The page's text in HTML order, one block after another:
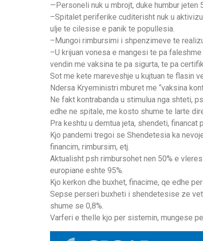
—Personeli nuk u mbrojt, duke humbur jeten
–Spitalet periferike cuditerisht nuk u
ulje te cilesise e panik te popullesia.
–Mungoi rimbursimi i shpenzimeve te
–U krijuan vonesa e mangesi te pa
vendin me vaksina te pa sigurta, te pa
Sot me kete mareveshje u kujtuan te flasin
Ndersa Kryeministri mburet me “vaksina
Ne fakt kontrabanda u stimulua nga shteti,
edhe ne spitale, me kosto shume te larte
Pra keshtu u demtua jeta, shendeti, financat
Kjo pandemi tregoi se Shendetesia ka
financim, rimbursim, etj.
Aktualisht psh rimbursohet nen 50% e
europiane eshte 95%.
Kjo kerkon dhe buxhet, finacime, qe edhe
Sepse perseri buxheti i shendetesise ze
shume se 0,8%.
Varferi e thelle kjo per sistemin, mungese